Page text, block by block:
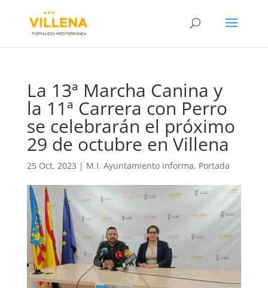
La 13ª Marcha Canina y
la 11ª Carrera con Perro
se celebrarán el próximo
29 de octubre en Villena
25 Oct, 2023 | M.I. Ayuntamiento informa, Portada